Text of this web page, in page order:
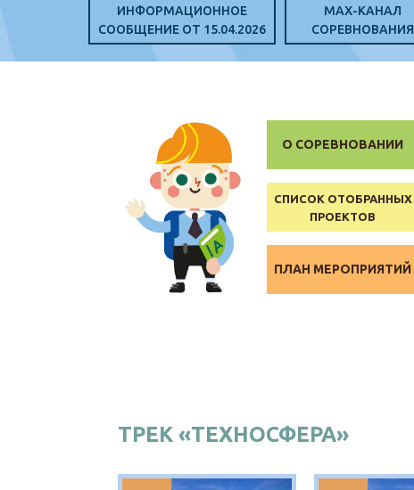
ИНФОРМАЦИОННОЕ
СООБЩЕНИЕ ОТ 15.04.2026
MAX-КАНАЛ
СОРЕВНОВАНИЯ
О СОРЕВНОВАНИИ
ПЛАН МЕРОПРИЯТИЙ
СПИСОК ОТОБРАННЫХ
ПРОЕКТОВ
ТРЕК «ТЕХНОСФЕРА»